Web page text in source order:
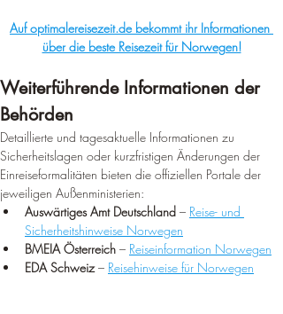
Auf optimalereisezeit.de bekommt ihr Informationen
über die beste Reisezeit für Norwegen!
Weiterführende Informationen der
Behörden
Detaillierte und tagesaktuelle Informationen zu
Sicherheitslagen oder kurzfristigen Änderungen der
Einreiseformalitäten bieten die offiziellen Portale der
jeweiligen Außenministerien:
Auswärtiges Amt Deutschland – Reise- und
Sicherheitshinweise Norwegen
BMEIA Österreich – Reiseinformation Norwegen
EDA Schweiz – Reisehinweise für Norwegen